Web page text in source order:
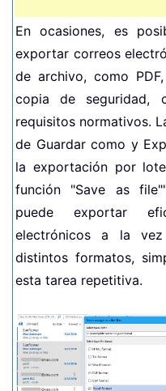
En ocasiones, es
exportar correos
de archivo, como
copia de seguridad,
requisitos normativos.
de Guardar como y
la exportación por
función "Save as file"
puede exportar
electrónicos a la
distintos formatos,
esta tarea repetitiva.